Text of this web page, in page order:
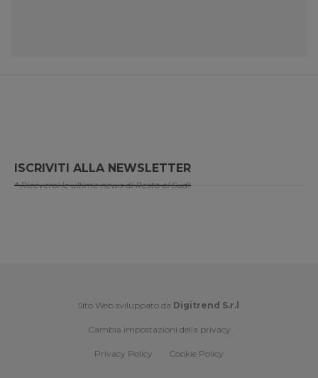
ISCRIVITI ALLA NEWSLETTER
* Riceverai le ultime news di Resto al Sud!
Sito Web sviluppato da Digitrend S.r.l .
Cambia impostazioni della privacy
Privacy Policy Cookie Policy